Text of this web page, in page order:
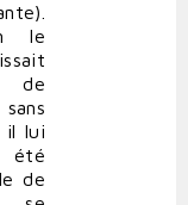
le
de
il lui
de